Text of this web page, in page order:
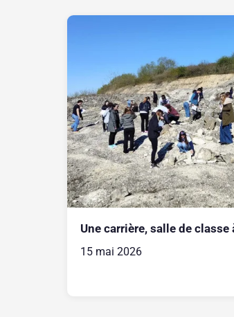
Une carrière, salle de
15 mai 2026